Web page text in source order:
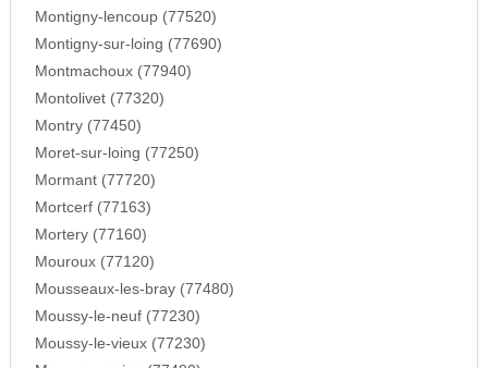
Montigny-lencoup (77520)
Montigny-sur-loing (77690)
Montmachoux (77940)
Montolivet (77320)
Montry (77450)
Moret-sur-loing (77250)
Mormant (77720)
Mortcerf (77163)
Mortery (77160)
Mouroux (77120)
Mousseaux-les-bray (77480)
Moussy-le-neuf (77230)
Moussy-le-vieux (77230)